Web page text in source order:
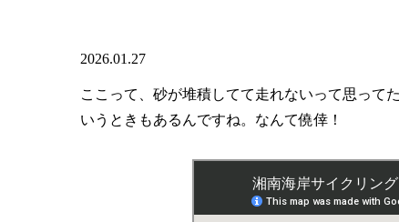
2026.01.27
ここって、砂が堆積してて走れないって思って
いうときもあるんですね。なんて僥倖！